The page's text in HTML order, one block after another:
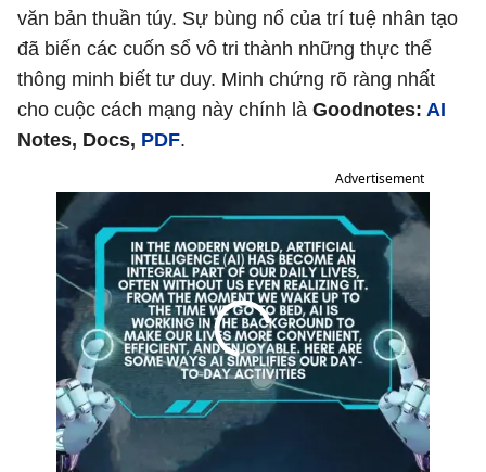
văn bản thuần túy. Sự bùng nổ của trí tuệ nhân tạo
đã biến các cuốn sổ vô tri thành những thực thể
thông minh biết tư duy. Minh chứng rõ ràng nhất
cho cuộc cách mạng này chính là Goodnotes: AI
Notes, Docs, PDF.
Advertisement